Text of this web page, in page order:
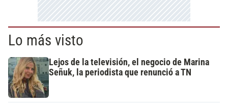
Lo más visto
Lejos de la televisión, el negocio de Marina
Señuk, la periodista que renunció a TN